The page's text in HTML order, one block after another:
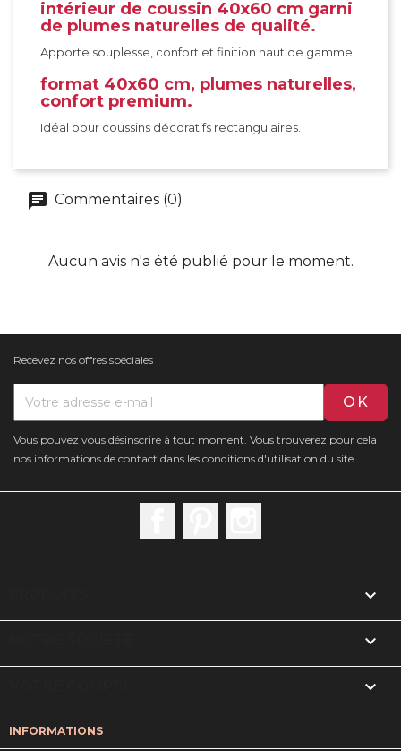
intérieur de coussin 40x60 cm garni
de plumes naturelles de qualité.
Apporte souplesse, confort et finition haut de gamme.
format 40x60 cm, plumes naturelles,
confort premium.
Idéal pour coussins décoratifs rectangulaires.
Commentaires (0)
Aucun avis n'a été publié pour le moment.
Recevez nos offres spéciales
Vous pouvez vous désinscrire à tout moment. Vous trouverez pour cela
nos informations de contact dans les conditions d'utilisation du site.



INFORMATIONS